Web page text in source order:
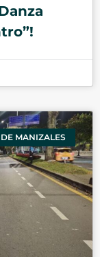
MANIZALES